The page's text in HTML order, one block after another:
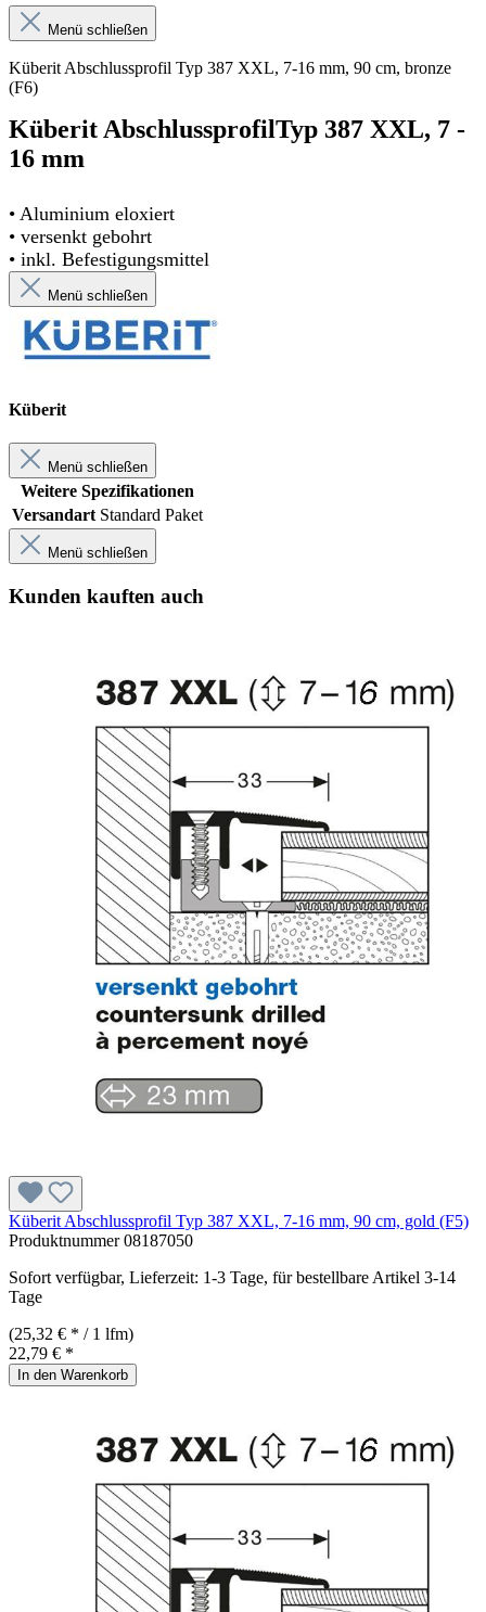
Menü schließen
Küberit Abschlussprofil Typ 387 XXL, 7-16 mm, 90 cm, bronze
(F6)
Küberit AbschlussprofilTyp 387 XXL, 7 -
16 mm
• Aluminium eloxiert
• versenkt gebohrt
• inkl. Befestigungsmittel
Menü schließen
Küberit
Menü schließen
Weitere Spezifikationen
Versandart Standard Paket
Menü schließen
Kunden kauften auch
Küberit Abschlussprofil Typ 387 XXL, 7-16 mm, 90 cm, gold (F5)
Produktnummer08187050
Sofort verfügbar, Lieferzeit: 1-3 Tage, für bestellbare Artikel 3-14
Tage
(25,32 € * / 1 lfm)
22,79 € *
In den Warenkorb